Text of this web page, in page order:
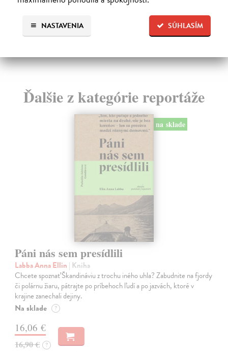
SÚHLASÍM
NASTAVENIA
20,20 € ?
Ďalšie z kategórie reportáže
na sklade
Páni nás sem presídlili
Labba Anna Ellin | Kniha
Chcete spoznať Škandináviu z trochu iného uhla? Zabudnite na fjordy
či polárnu žiaru, pátrajte po príbehoch ľudí a po jazvách, ktoré v
krajine zanechali dejiny.
Na sklade ?
16,06 €
16,90 € ?